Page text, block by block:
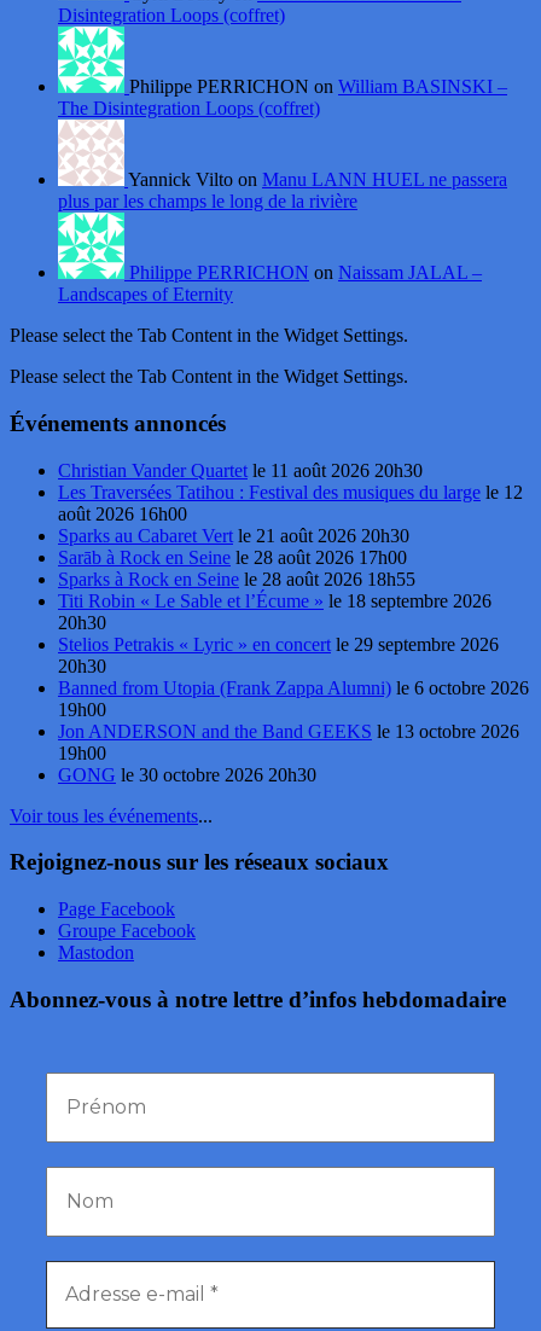
Disintegration Loops (coffret)
Philippe PERRICHON on William BASINSKI –
The Disintegration Loops (coffret)
Yannick Vilto on Manu LANN HUEL ne passera
plus par les champs le long de la rivière
Philippe PERRICHON on Naissam JALAL –
Landscapes of Eternity
Please select the Tab Content in the Widget Settings.
Please select the Tab Content in the Widget Settings.
Événements annoncés
Christian Vander Quartet le 11 août 2026 20h30
Les Traversées Tatihou : Festival des musiques du large le 12
août 2026 16h00
Sparks au Cabaret Vert le 21 août 2026 20h30
Sarāb à Rock en Seine le 28 août 2026 17h00
Sparks à Rock en Seine le 28 août 2026 18h55
Titi Robin « Le Sable et l’Écume » le 18 septembre 2026
20h30
Stelios Petrakis « Lyric » en concert le 29 septembre 2026
20h30
Banned from Utopia (Frank Zappa Alumni) le 6 octobre 2026
19h00
Jon ANDERSON and the Band GEEKS le 13 octobre 2026
19h00
GONG le 30 octobre 2026 20h30
Voir tous les événements...
Rejoignez-nous sur les réseaux sociaux
Page Facebook
Groupe Facebook
Mastodon
Abonnez-vous à notre lettre d’infos hebdomadaire